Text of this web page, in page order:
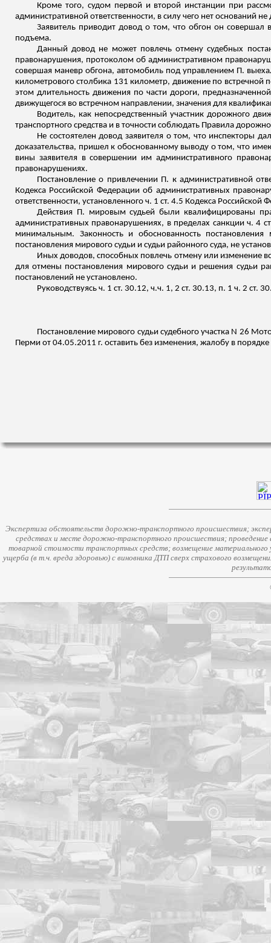
Кроме того, судом первой и второй инстанции при
административной ответственности, в силу чего нет
Заявитель приводит довод о том, что обгон он совершал
подъема.
Данный довод не может повлечь отмену судебных
правонарушения, протоколом об административном
совершая маневр обгона, автомобиль под управлением П.
километрового столбика 131 километр, движение по встречной
этом длительность движения по части дороги,
движущегося во встречном направлении, значения для
Водитель, как непосредственный участник дорожного
транспортного средства и в точности соблюдать Правила
Не состоятелен довод заявителя о том, что инспекторы
доказательства, пришел к обоснованному выводу о том, что
вины заявителя в совершении им административного
правонарушениях.
Постановление о привлечении П. к административной
Кодекса Российской Федерации об административных
ответственности, установленного ч. 1 ст. 4.5 Кодекса
Действия П. мировым судьей были квалифицированы
административных правонарушениях, в пределах санкции ч. 4
минимальным. Законность и обоснованность постановления
постановления мирового судьи и судьи районного суда, не
Иных доводов, способных повлечь отмену или изменение
для отмены постановления мирового судьи и решения судьи
постановлений не установлено.
Руководствуясь ч. 1 ст. 30.12, ч.ч. 1, 2 ст. 30.13, п. 1 ч. 2 ст.
Постановление мирового судьи судебного участка N 26
Перми от 04.05.2011 г. оставить без изменения, жалобу в
Экспертиза обстоятельств дорожно-транспортного происшествия;
средствах и месте дорожно-транспортного происшествия;
товарной стоимости транспортных средств; возмещение
ущерба (в т.ч. вреда здоровью) с виновника ДТП сверх страхового